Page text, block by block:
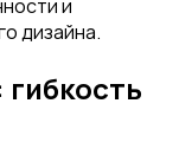
и
дизайна.